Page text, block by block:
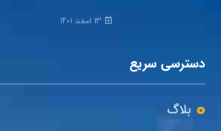
13 اسفند 1401
دسترسی سریع
بلاگ